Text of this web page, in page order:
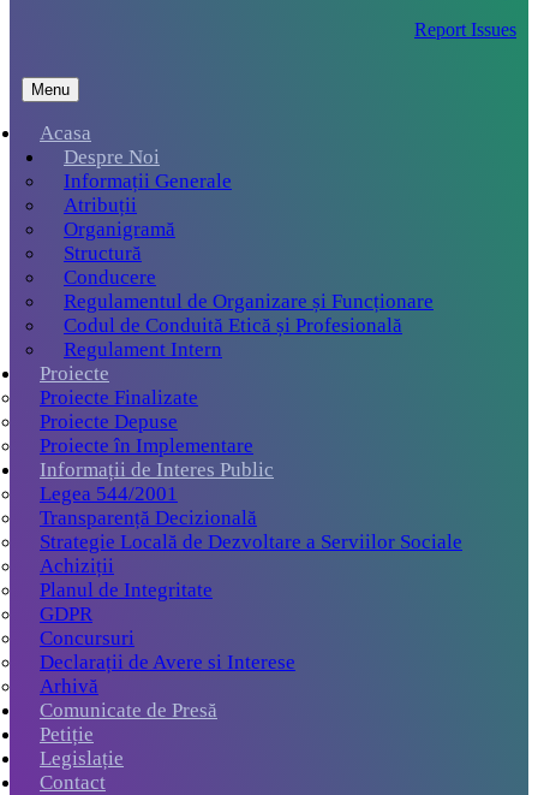
Report Issues
Menu
Acasa
Despre Noi
Informații Generale
Atribuții
Organigramă
Structură
Conducere
Regulamentul de Organizare și Funcționare
Codul de Conduită Etică și Profesională
Regulament Intern
Proiecte
Proiecte Finalizate
Proiecte Depuse
Proiecte în Implementare
Informații de Interes Public
Legea 544/2001
Transparență Decizională
Strategie Locală de Dezvoltare a Serviilor Sociale
Achiziții
Planul de Integritate
GDPR
Concursuri
Declarații de Avere si Interese
Arhivă
Comunicate de Presă
Petiție
Legislație
Contact